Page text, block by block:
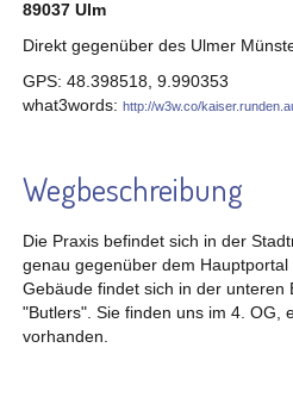
89037 Ulm
Direkt gegenüber des Ulmer
GPS: 48.398518, 9.990353
what3words: http://w3w.co/
Wegbeschreibung
Die Praxis befindet sich in der
genau gegenüber dem
Gebäude findet sich in der unteren
"Butlers". Sie finden uns im 4. OG,
vorhanden.